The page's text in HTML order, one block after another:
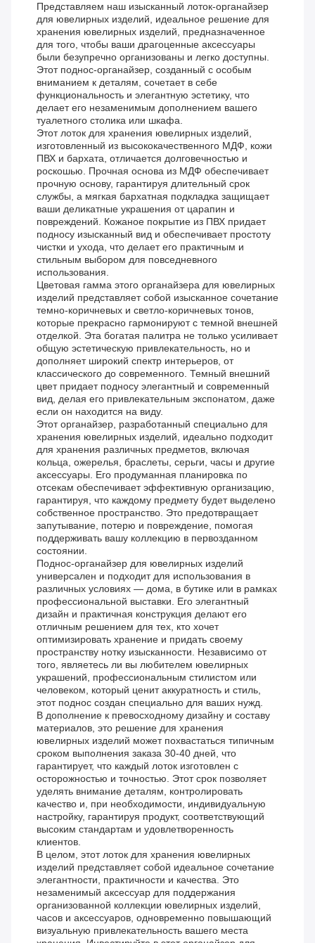
Представляем наш изысканный лоток-органайзер
для ювелирных изделий, идеальное решение для
хранения ювелирных изделий, предназначенное
для того, чтобы ваши драгоценные аксессуары
были безупречно организованы и легко доступны.
Этот поднос-органайзер, созданный с особым
вниманием к деталям, сочетает в себе
функциональность и элегантную эстетику, что
делает его незаменимым дополнением вашего
туалетного столика или шкафа.
Этот лоток для хранения ювелирных изделий,
изготовленный из высококачественного МДФ, кожи
ПВХ и бархата, отличается долговечностью и
роскошью. Прочная основа из МДФ обеспечивает
прочную основу, гарантируя длительный срок
службы, а мягкая бархатная подкладка защищает
ваши деликатные украшения от царапин и
повреждений. Кожаное покрытие из ПВХ придает
подносу изысканный вид и обеспечивает простоту
чистки и ухода, что делает его практичным и
стильным выбором для повседневного
использования.
Цветовая гамма этого органайзера для ювелирных
изделий представляет собой изысканное сочетание
темно-коричневых и светло-коричневых тонов,
которые прекрасно гармонируют с темной внешней
отделкой. Эта богатая палитра не только усиливает
общую эстетическую привлекательность, но и
дополняет широкий спектр интерьеров, от
классического до современного. Темный внешний
цвет придает подносу элегантный и современный
вид, делая его привлекательным экспонатом, даже
если он находится на виду.
Этот органайзер, разработанный специально для
хранения ювелирных изделий, идеально подходит
для хранения различных предметов, включая
кольца, ожерелья, браслеты, серьги, часы и другие
аксессуары. Его продуманная планировка по
отсекам обеспечивает эффективную организацию,
гарантируя, что каждому предмету будет выделено
собственное пространство. Это предотвращает
запутывание, потерю и повреждение, помогая
поддерживать вашу коллекцию в первозданном
состоянии.
Поднос-органайзер для ювелирных изделий
универсален и подходит для использования в
различных условиях — дома, в бутике или в рамках
профессиональной выставки. Его элегантный
дизайн и практичная конструкция делают его
отличным решением для тех, кто хочет
оптимизировать хранение и придать своему
пространству нотку изысканности. Независимо от
того, являетесь ли вы любителем ювелирных
украшений, профессиональным стилистом или
человеком, который ценит аккуратность и стиль,
этот поднос создан специально для ваших нужд.
В дополнение к превосходному дизайну и составу
материалов, это решение для хранения
ювелирных изделий может похвастаться типичным
сроком выполнения заказа 30-40 дней, что
гарантирует, что каждый лоток изготовлен с
осторожностью и точностью. Этот срок позволяет
уделять внимание деталям, контролировать
качество и, при необходимости, индивидуальную
настройку, гарантируя продукт, соответствующий
высоким стандартам и удовлетворенность
клиентов.
В целом, этот лоток для хранения ювелирных
изделий представляет собой идеальное сочетание
элегантности, практичности и качества. Это
незаменимый аксессуар для поддержания
организованной коллекции ювелирных изделий,
часов и аксессуаров, одновременно повышающий
визуальную привлекательность вашего места